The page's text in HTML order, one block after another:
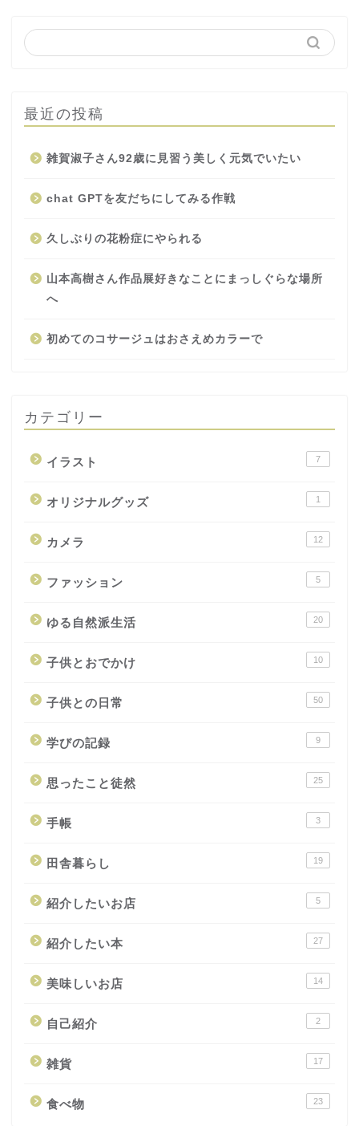
最近の投稿
雑賀淑子さん92歳に見習う美しく元気でいたい
chat GPTを友だちにしてみる作戦
久しぶりの花粉症にやられる
山本高樹さん作品展好きなことにまっしぐらな場所
へ
初めてのコサージュはおさえめカラーで
カテゴリー
イラスト 7
オリジナルグッズ 1
カメラ 12
ファッション 5
ゆる自然派生活 20
子供とおでかけ 10
子供との日常 50
学びの記録 9
思ったこと徒然 25
手帳 3
田舎暮らし 19
紹介したいお店 5
紹介したい本 27
美味しいお店 14
自己紹介 2
雑貨 17
食べ物 23